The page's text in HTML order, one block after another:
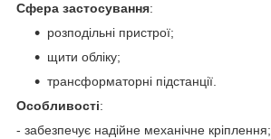
Сфера застосування:
розподільні пристрої;
щити обліку;
трансформаторні підстанції.
Особливості:
- забезпечує надійне механічне кріплення;